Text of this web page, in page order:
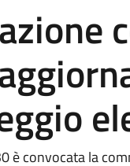
è convocata la